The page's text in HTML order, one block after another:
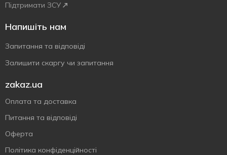
Підтримати ЗСУ
Напишіть нам
Запитання та відповіді
Залишити скаргу чи запитання
zakaz.ua
Оплата та доставка
Питання та відповіді
Оферта
Політика конфіденційності